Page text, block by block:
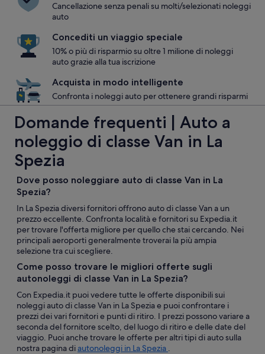
Cancellazione senza penali su molti/selezionati noleggi
auto
Concediti un viaggio speciale
10% o più di risparmio su oltre 1 milione di noleggi
auto grazie alla tua iscrizione
Acquista in modo intelligente
Confronta i noleggi auto per ottenere grandi risparmi
Domande frequenti | Auto a
noleggio di classe Van in La
Spezia
Dove posso noleggiare auto di classe Van in La
Spezia?
In La Spezia diversi fornitori offrono auto di classe Van a un
prezzo eccellente. Confronta località e fornitori su Expedia.it
per trovare l'offerta migliore per quello che stai cercando. Nei
principali aeroporti generalmente troverai la più ampia
selezione tra cui scegliere.
Come posso trovare le migliori offerte sugli
autonoleggi di classe Van in La Spezia?
Con Expedia.it puoi vedere tutte le offerte disponibili sui
noleggi auto di classe Van in La Spezia e puoi confrontare i
prezzi dei vari fornitori e punti di ritiro. I prezzi possono variare a
seconda del fornitore scelto, del luogo di ritiro e delle date del
viaggio. Puoi anche trovare le offerte per altri tipi di auto sulla
nostra pagina di autonoleggi in La Spezia .